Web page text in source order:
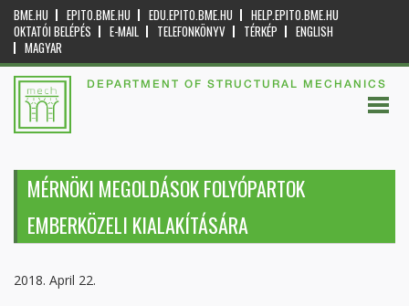
BME.HU EPITO.BME.HU EDU.EPITO.BME.HU
HELP.EPITO.BME.HU
OKTATÓI BELÉPÉS
E-MAIL TELEFONKÖNYV TÉRKÉP
ENGLISH
MAGYAR
DEPARTMENT OF STRUCTURAL MECHANICS
MÉRNÖKI MEGOLDÁSOK FOLYÓPARTOK
EMBERKÖZELI KIALAKÍTÁSÁRA
2018. April 22.